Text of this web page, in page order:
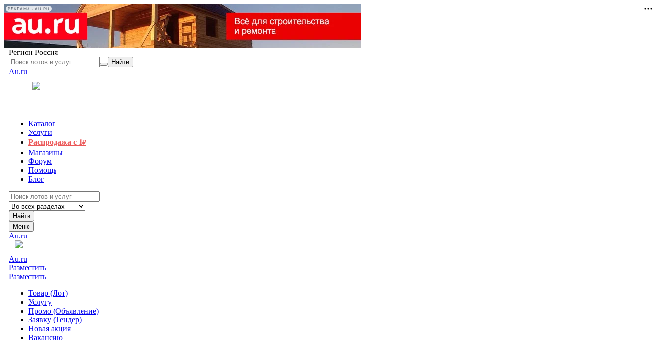
РЕКЛАМА • AU.RU
Регион Россия
Найти
Au.ru
Каталог
Услуги
Распродажа с 1₽
Магазины
Форум
Помощь
Блог
Найти
Меню
Au.ru
Au.ru
Разместить
Разместить
Товар (Лот)
Услугу
Промо (Объявление)
Заявку (Тендер)
Новая акция
Вакансию